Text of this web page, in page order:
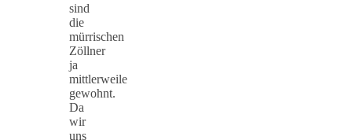
sind
die
mürrischen
Zöllner
ja
mittlerweile
gewohnt.
Da
wir
uns